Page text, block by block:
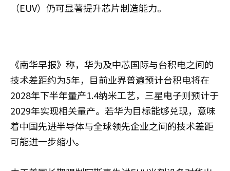
（EUV）仍可显著提升芯片制造能力。
《南华早报》称，华为及中芯国际与台积电之间的
技术差距约为5年，目前业界普遍预计台积电将在
2028年下半年量产1.4纳米工艺，三星电子则预计于
2029年实现相关量产。若华为目标能够兑现，意味
着中国先进半导体与全球领先企业之间的技术差距
可能进一步缩小。